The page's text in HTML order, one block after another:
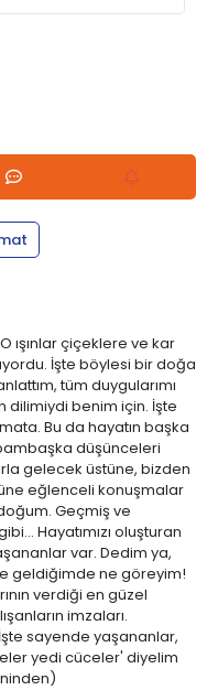
ışınlar çiçeklere ve kar
İşte böylesi bir doğa
tüm duygularımı
dilimiydi benim için. İşte
Bu da hayatın başka
düşünceleri
gelecek üstüne, bizden
eğlenceli konuşmalar
Geçmiş ve
Hayatımızı oluşturan
var. Dedim ya,
geldiğimde ne göreyim!
verdiği en güzel
imzaları.
sayende yaşananlar,
yedi cüceler' diyelim